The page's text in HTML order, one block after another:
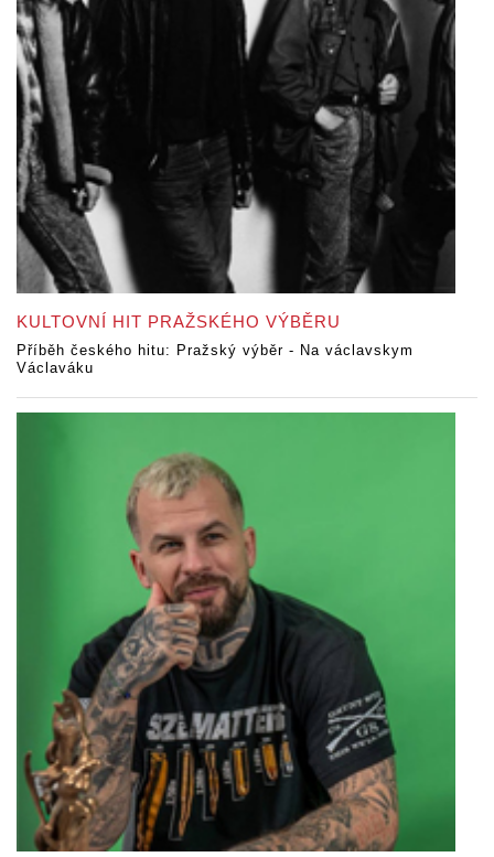
KULTOVNÍ HIT PRAŽSKÉHO VÝBĚRU
Příběh českého hitu: Pražský výběr - Na václavskym
Václaváku